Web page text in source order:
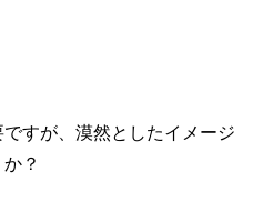
すが、漠然としたイメージ
？